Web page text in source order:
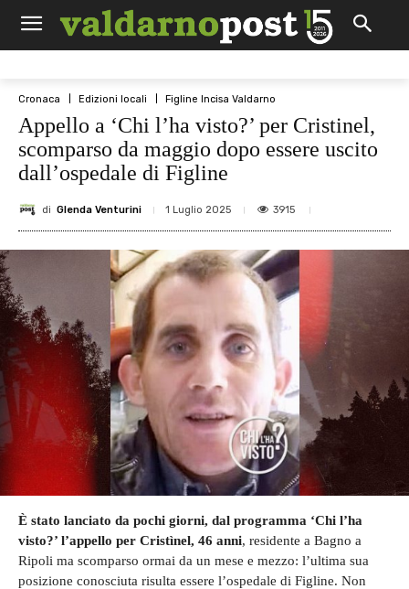
Cronaca Edizioni locali Figline Incisa Valdarno
Appello a ‘Chi l’ha visto?’ per Cristinel,
scomparso da maggio dopo essere uscito
dall’ospedale di Figline
di Glenda Venturini 1 Luglio 2025 3915
È stato lanciato da pochi giorni, dal programma ‘Chi l’ha
visto?’ l’appello per Cristìnel, 46 anni, residente a Bagno a
Ripoli ma scomparso ormai da un mese e mezzo: l’ultima sua
posizione conosciuta risulta essere l’ospedale di Figline. Non